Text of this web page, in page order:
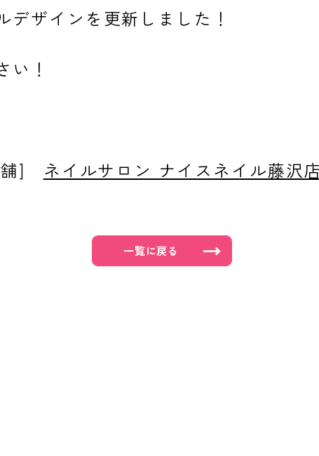
ザインを更新しました！
い！
舗] ネイルサロン ナイスネイル藤沢
一覧に戻る